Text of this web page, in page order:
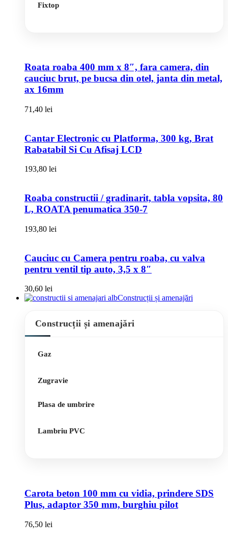
Fixtop
Roata roaba 400 mm x 8″, fara camera, din
cauciuc brut, pe bucsa din otel, janta din metal,
ax 16mm
71,40 lei
Cantar Electronic cu Platforma, 300 kg, Brat
Rabatabil Si Cu Afisaj LCD
193,80 lei
Roaba constructii / gradinarit, tabla vopsita, 80
L, ROATA penumatica 350-7
193,80 lei
Cauciuc cu Camera pentru roaba, cu valva
pentru ventil tip auto, 3,5 x 8″
30,60 lei
Construcții și amenajări
Construcții și amenajări
Gaz
Zugravie
Plasa de umbrire
Lambriu PVC
Carota beton 100 mm cu vidia, prindere SDS
Plus, adaptor 350 mm, burghiu pilot
76,50 lei